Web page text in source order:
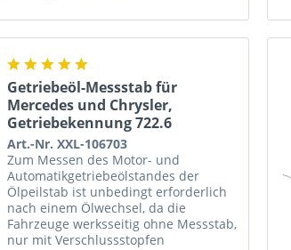
Getriebeöl-Messstab für
Mercedes und Chrysler,
Getriebekennung 722.6
Art.-Nr. XXL-106703
Zum Messen des Motor- und
Automatikgetriebeölstandes der
Ölpeilstab ist unbedingt erforderlich
nach einem Ölwechsel, da die
Fahrzeuge werksseitig ohne Messstab,
nur mit Verschlussstopfen